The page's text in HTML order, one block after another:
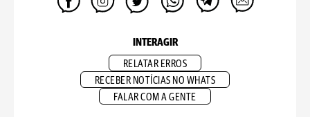
INTERAGIR
RELATAR ERROS
RECEBER NOTÍCIAS NO WHATS
FALAR COM A GENTE